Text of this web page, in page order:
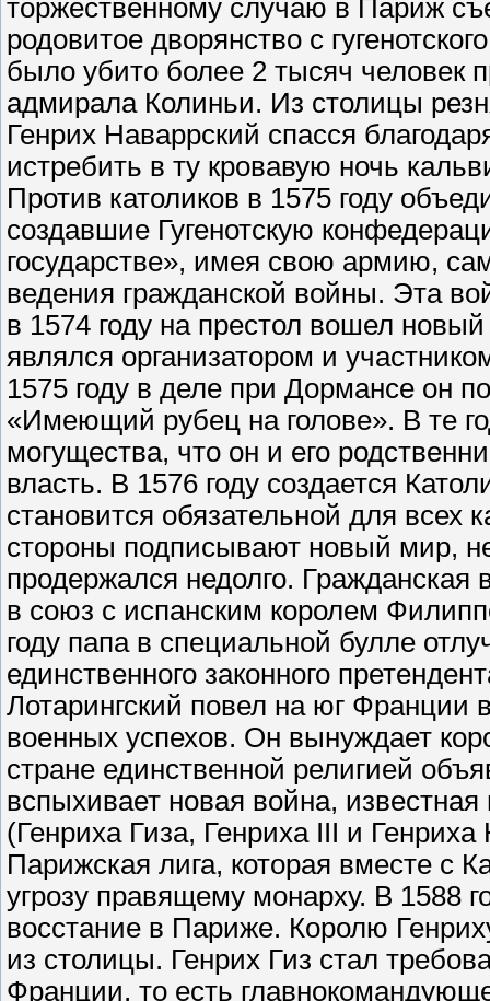
торжественному случаю в Париж
родовитое дворянство с
было убито более 2 тысяч человек
адмирала Колиньи. Из столицы
Генрих Наваррский спасся
истребить в ту кровавую ночь
Против католиков в 1575 году
создавшие Гугенотскую
государстве», имея свою армию,
ведения гражданской войны. Эта
в 1574 году на престол вошел
являлся организатором и
1575 году в деле при Дормансе он
«Имеющий рубец на голове». В те
могущества, что он и его
власть. В 1576 году создается
становится обязательной для всех
стороны подписывают новый мир,
продержался недолго. Гражданская
в союз с испанским королем
году папа в специальной булле
единственного законного
Лотарингский повел на юг Франции
военных успехов. Он вынуждает
стране единственной религией
вспыхивает новая война,
(Генриха Гиза, Генриха III и
Парижская лига, которая вместе с
угрозу правящему монарху. В 1588
восстание в Париже. Королю
из столицы. Генрих Гиз стал
Франции, то есть